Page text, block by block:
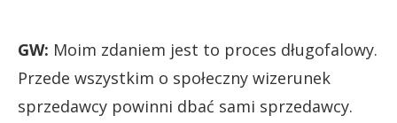
GW: Moim zdaniem jest to proces długofalowy.
Przede wszystkim o społeczny wizerunek
sprzedawcy powinni dbać sami sprzedawcy.